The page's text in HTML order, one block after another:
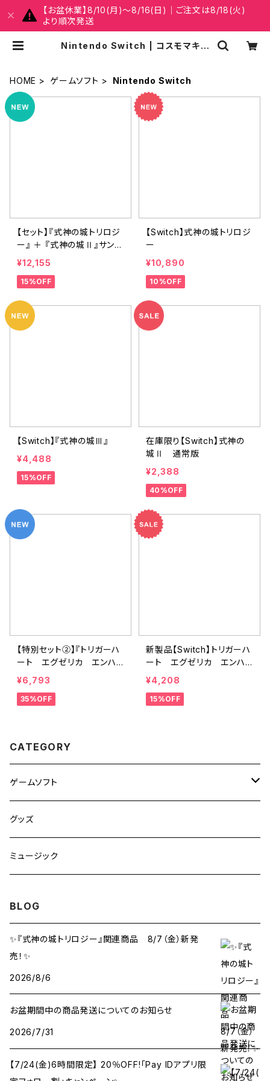
【お盆休業】8/10(月)～8/16(日)｜ご注文は8/18(火)
より順次発送
Nintendo Switch | コスモマキア
HOME ゲームソフト Nintendo Switch
【セット】『式神の城トリロジ
ー』 ＋ 『式神の城Ⅱ』サント
ラCD（NAOMI音源版）
¥12,155
15%OFF
【Switch】式神の城トリロジ
ー
¥10,890
10%OFF
【Switch】『式神の城Ⅲ』
¥4,488
15%OFF
在庫限り【Switch】式神の
城Ⅱ 通常版
¥2,388
40%OFF
【特別セット②】『トリガーハ
ート エグゼリカ エンハン
スド』20周年アニバーサリ
ーパック
¥6,793
35%OFF
新製品【Switch】トリガーハ
ート エグゼリカ エンハン
スド
¥4,208
15%OFF
CATEGORY
ゲームソフト
Nintendo Switch
PS5
グッズ
ミュージック
BLOG
✨『式神の城トリロジー』関連商品 8/7（金）新発
売！✨
2026/8/6
お盆期間中の商品発送についてのお知らせ
2026/7/31
【7/24(金)6時間限定】 20％OFF!「Pay IDアプリ限